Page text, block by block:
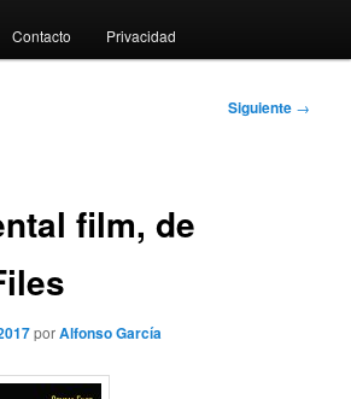
Contacto Privacidad
Siguiente →
film, de
porAlfonso García